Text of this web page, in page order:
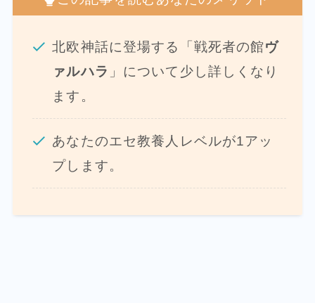
北欧神話に登場する「戦死者の館ヴ
ァルハラ 」について少し詳しくなり
ます。
あなたのエセ教養人レベルが1アッ
プします。